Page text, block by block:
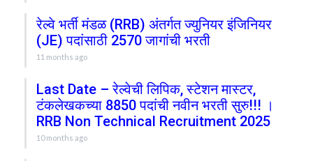
रेल्वे भर्ती मंडळ (RRB) अंतर्गत ज्युनियर इंजिनियर
(JE) पदांसाठी 2570 जागांची भरती
11 months ago
Last Date – रेल्वेची लिपिक, स्टेशन मास्टर,
टंकलेखकच्या 8850 पदांची नवीन भरती सुरु!!! ।
RRB Non Technical Recruitment 2025
10 months ago